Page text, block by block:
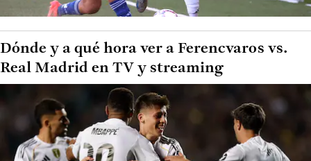
Dónde y a qué hora ver a Ferencvaros vs.
Real Madrid en TV y streaming